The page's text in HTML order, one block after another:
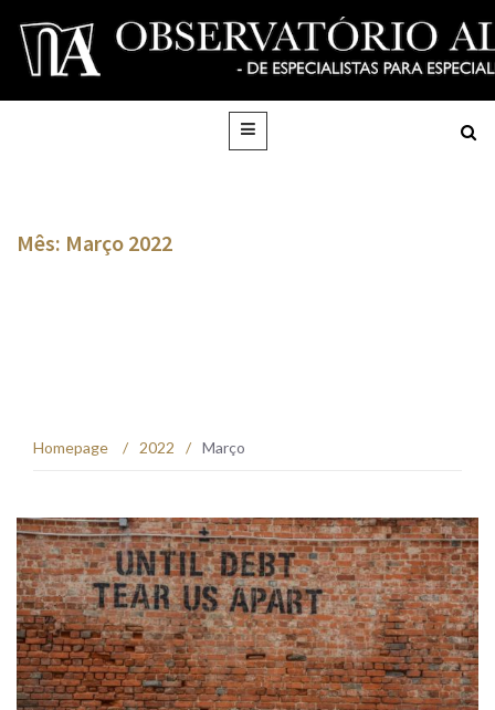
Mês: Março 2022
Homepage / 2022 / Março